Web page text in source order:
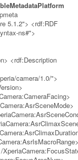
5.1.2"> <rdf:RDF
ns#">
<rdf:Description
camera/1.0/">